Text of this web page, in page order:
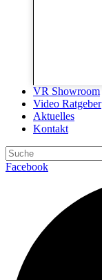
VR Showroom
Video Ratgeber
Aktuelles
Kontakt
Facebook